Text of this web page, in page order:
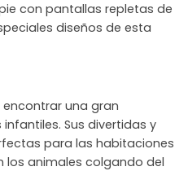
con pantallas repletas de
diseños de esta
encontrar una gran
Sus divertidas y
para las habitaciones
los animales colgando del